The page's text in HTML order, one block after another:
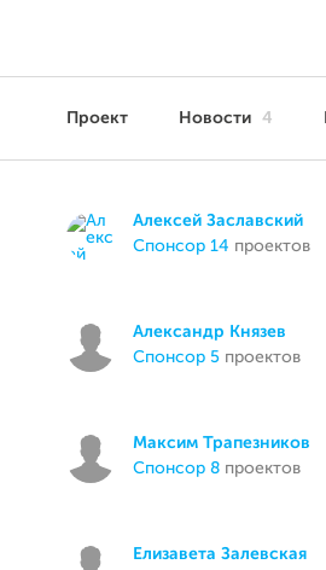
Проект Новости 4
Алексей Заславский
спонсор 14 проектов
Александр Князев
спонсор 5 проектов
Максим Трапезников
спонсор 8 проектов
Елизавета Залевская